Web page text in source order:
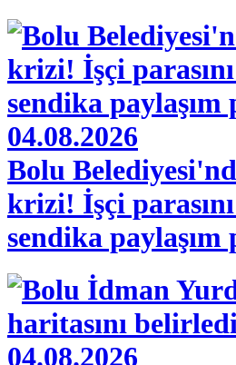
04.08.2026
Bolu
krizi! İşçi
sendika paylaşım
04.08.2026